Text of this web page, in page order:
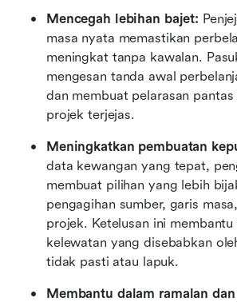
Mencegah lebihan bajet:
masa nyata memastikan
meningkat tanpa kawalan.
mengesan tanda awal
dan membuat pelarasan
projek terjejas.
Meningkatkan pembuatan
data kewangan yang tepat,
membuat pilihan yang lebih
pengagihan sumber, garis
projek. Ketelusan ini membantu
kelewatan yang disebabkan
tidak pasti atau lapuk.
Membantu dalam ramalan